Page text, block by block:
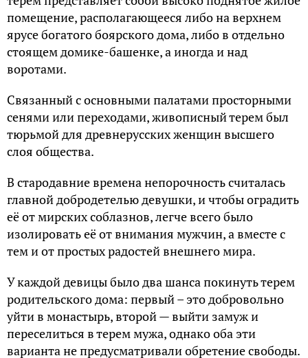
помещение, располагающееся либо на верхнем
ярусе богатого боярского дома, либо в отдельно
стоящем домике-башенке, а иногда и над
воротами.
Связанный с основными палатами просторными
сенями или переходами, живописный терем был
тюрьмой для древнерусских женщин высшего
слоя общества.
В стародавние времена непорочность считалась
главной добродетелью девушки, и чтобы оградить
её от мирских соблазнов, легче всего было
изолировать её от внимания мужчин, а вместе с
тем и от простых радостей внешнего мира.
У каждой девицы было два шанса покинуть терем
родительского дома: первый – это добровольно
уйти в монастырь, второй — выйти замуж и
переселиться в терем мужа, однако оба эти
варианта не предусматривали обретение свободы.